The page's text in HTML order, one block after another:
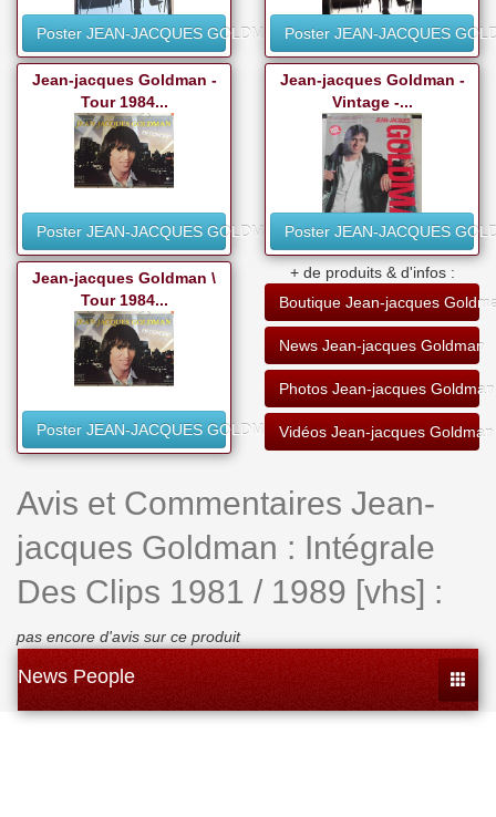
Poster JEAN-JACQUES GOLDMAN Poster JEAN-JACQUES
Jean-jacques Goldman -
Tour 1984...
Poster JEAN-JACQUES GOLDMAN
Jean-jacques Goldman -
Vintage -...
Poster JEAN-JACQUES
Jean-jacques Goldman \
Tour 1984...
Poster JEAN-JACQUES GOLDMAN
+ de produits & d'infos :
Boutique Jean-jacques
News Jean-jacques Goldman
Photos Jean-jacques Goldman
Vidéos Jean-jacques Goldman
Avis et Commentaires Jean-
jacques Goldman : Intégrale
Des Clips 1981 / 1989 [vhs] :
pas encore d'avis sur ce produit
News People